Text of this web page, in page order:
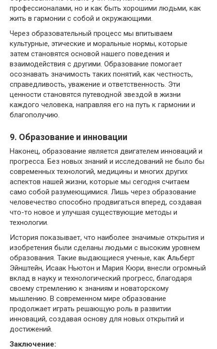
профессионалами, но и как быть хорошими людьми, как
жить в гармонии с собой и окружающими.
Через образовательный процесс мы впитываем
культурные, этические и моральные нормы, которые
затем становятся основой нашего поведения и
взаимодействия с другими. Образование помогает
осознавать значимость таких понятий, как честность,
справедливость, уважение и ответственность. Эти
ценности становятся путеводной звездой в жизни
каждого человека, направляя его на путь к гармонии и
благополучию.
9. Образование и инновации
Наконец, образование является двигателем инноваций и
прогресса. Без новых знаний и исследований не было бы
современных технологий, медицины и многих других
аспектов нашей жизни, которые мы сегодня считаем
само собой разумеющимися. Лишь через образование
человечество способно продвигаться вперед, создавая
что-то новое и улучшая существующие методы и
технологии.
История показывает, что наиболее значимые открытия и
изобретения были сделаны людьми с высоким уровнем
образования. Такие выдающиеся ученые, как Альберт
Эйнштейн, Исаак Ньютон и Мария Кюри, внесли огромный
вклад в науку и технологический прогресс, благодаря
своему стремлению к знаниям и новаторскому
мышлению. В современном мире образование
продолжает играть решающую роль в развитии
инноваций, создавая основу для новых открытий и
достижений.
Заключение: